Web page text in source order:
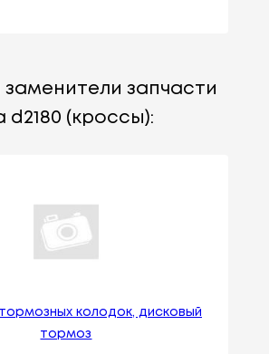
заменители запчасти
d2180 (кроссы):
колодок, дисковый
тормоз